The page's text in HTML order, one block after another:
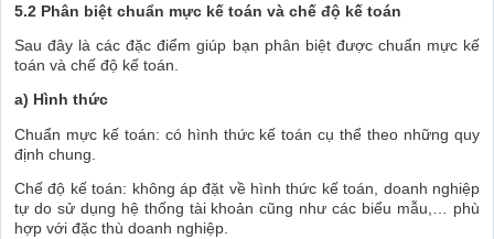
5.2 Phân biệt chuẩn mực kế toán và chế độ kế toán
Sau đây là các đặc điểm giúp bạn phân biệt được chuẩn mực kế
toán và chế độ kế toán.
a) Hình thức
Chuẩn mực kế toán: có hình thức kế toán cụ thể theo những quy
định chung.
Chế độ kế toán: không áp đặt về hình thức kế toán, doanh nghiệp
tự do sử dụng hệ thống tài khoản cũng như các biểu mẫu,… phù
hợp với đặc thù doanh nghiệp.